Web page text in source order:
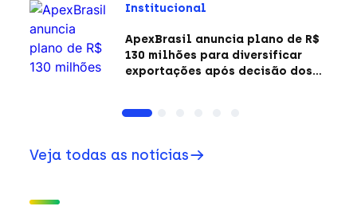
Institucional
ApexBrasil anuncia plano de R$
130 milhões para diversificar
exportações após decisão dos
Veja todas as notícias